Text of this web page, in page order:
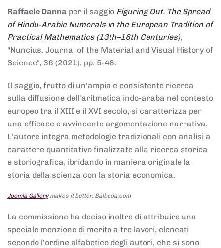
Raffaele Danna per il saggio Figuring Out. The Spread
of Hindu-Arabic Numerals in the European Tradition of
Practical Mathematics (13th–16th Centuries),
"Nuncius. Journal of the Material and Visual History of
Science", 36 (2021), pp. 5-48.
Il saggio, frutto di un'ampia e consistente ricerca
sulla diffusione dell'aritmetica indo-araba nel contesto
europeo tra il XIII e il XVI secolo, si caratterizza per
una efficace e avvincente argomentazione narrativa.
L'autore integra metodologie tradizionali con analisi a
carattere quantitativo finalizzate alla ricerca storica
e storiografica, ibridando in maniera originale la
storia della scienza con la storia economica.
Joomla Gallerymakes it better. Balbooa.com
La commissione ha deciso inoltre di attribuire una
speciale menzione di merito a tre lavori, elencati
secondo l'ordine alfabetico degli autori, che si sono